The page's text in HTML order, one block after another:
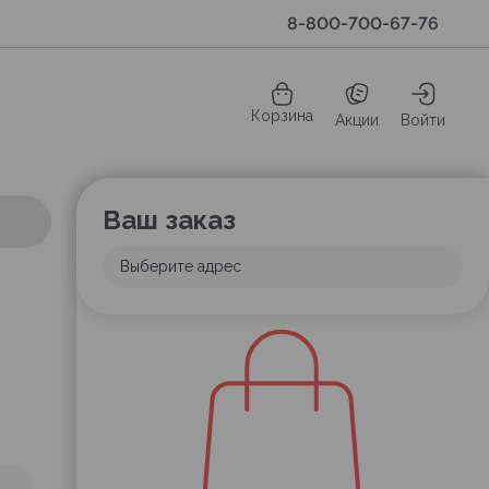
8-800-700-67-76
Корзина Акции Войти
Ваш заказ
Выберите адрес